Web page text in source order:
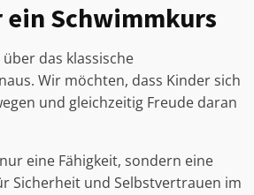
ein Schwimmkurs
das klassische
Wir möchten, dass Kinder sich
und gleichzeitig Freude daran
eine Fähigkeit, sondern eine
Sicherheit und Selbstvertrauen im